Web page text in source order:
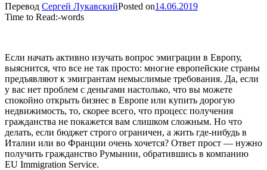
Перевод Сергей ЛукавскийPosted on14.06.2019
Time to Read:-words
Если начать активно изучать вопрос эмиграции в Европу,
выяснится, что все не так просто: многие европейские страны
предъявляют к эмигрантам немыслимые требования. Да, если
у вас нет проблем с деньгами настолько, что вы можете
спокойно открыть бизнес в Европе или купить дорогую
недвижимость, то, скорее всего, что процесс получения
гражданства не покажется вам слишком сложным. Но что
делать, если бюджет строго ограничен, а жить где-нибудь в
Италии или во Франции очень хочется? Ответ прост — нужно
получить гражданство Румынии, обратившись в компанию
EU Immigration Service.